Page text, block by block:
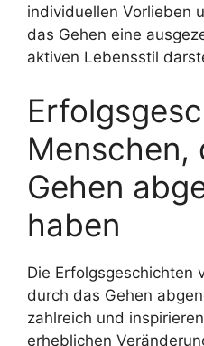
individuellen Vorlieben
das Gehen eine
aktiven Lebensstil
Menschen,
Gehen
haben
Die Erfolgsgeschichten
durch das Gehen
zahlreich und
erheblichen